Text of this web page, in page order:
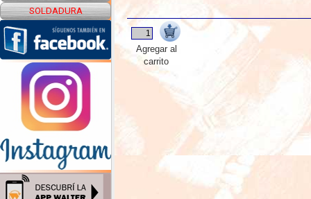
SOLDADURA
Agregar al
carrito